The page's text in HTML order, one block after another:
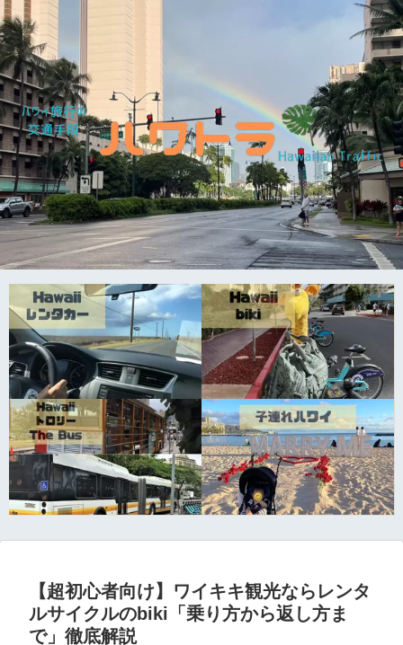
【超初心者向け】ワイキキ観光ならレンタ
ルサイクルのbiki「乗り方から返し方ま
で」徹底解説